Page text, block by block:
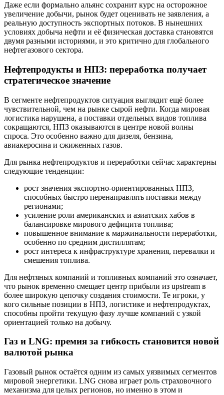
Даже если формально альянс сохранит курс на осторожное
увеличение добычи, рынок будет оценивать не заявления, а
реальную доступность экспортных потоков. В нынешних
условиях добыча нефти и её физическая доставка становятся
двумя разными историями, и это критично для глобального
нефтегазового сектора.
Нефтепродукты и НПЗ: переработка получает
стратегическое значение
В сегменте нефтепродуктов ситуация выглядит ещё более
чувствительной, чем на рынке сырой нефти. Когда мировая
логистика нарушена, а поставки отдельных видов топлива
сокращаются, НПЗ оказываются в центре новой волны
спроса. Это особенно важно для дизеля, бензина,
авиакеросина и сжиженных газов.
Для рынка нефтепродуктов и переработки сейчас характерны
следующие тенденции:
рост значения экспортно-ориентированных НПЗ,
способных быстро перенаправлять поставки между
регионами;
усиление роли американских и азиатских хабов в
балансировке мирового дефицита топлива;
повышенное внимание к маржинальности переработки,
особенно по средним дистиллятам;
рост интереса к инфраструктуре хранения, перевалки и
смешения топлива.
Для нефтяных компаний и топливных компаний это означает,
что рынок временно смещает центр прибыли из upstream в
более широкую цепочку создания стоимости. Те игроки, у
кого сильные позиции в НПЗ, логистике и нефтепродуктах,
способны пройти текущую фазу лучше компаний с узкой
ориентацией только на добычу.
Газ и LNG: премия за гибкость становится новой
валютой рынка
Газовый рынок остаётся одним из самых уязвимых сегментов
мировой энергетики. LNG снова играет роль страховочного
механизма для целых регионов, но именно в этом и